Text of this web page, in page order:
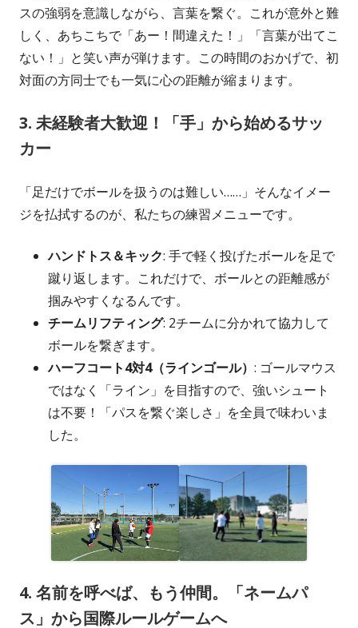
スの強弱を意識しながら、言葉を繋ぐ。これが意外と難
しく、あちこちで「あー！間違えた！」「言葉が出てこ
ない！」と笑い声が弾けます。この時間のおかげで、初
対面の方同士でも一気に心の距離が縮まります。
3. 未経験者大歓迎！「手」から始めるサッ
カー
「足だけでボールを扱うのは難しい……」そんなイメー
ジを払拭するのが、私たちの練習メニューです。
ハンドトス＆キック: 手で軽く投げたボールを足で
蹴り返します。これだけで、ボールとの距離感が
掴みやすくなるんです。
チームリフティング: 2チームに分かれて協力して
ボールを繋ぎます。
ハーフコート4対4（ラインゴール） : ゴールマウス
ではなく「ライン」を目指すので、強いシュート
は不要！「パスを繋ぐ楽しさ」を全員で味わいま
した。
4. 名前を呼べば、もう仲間。「ネームパ
ス」から国際ルールゲームへ